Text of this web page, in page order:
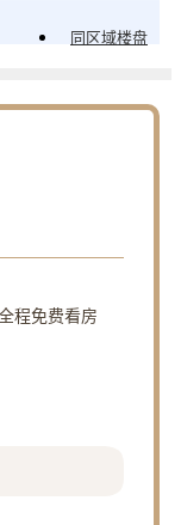
同区域楼盘
程免费看房